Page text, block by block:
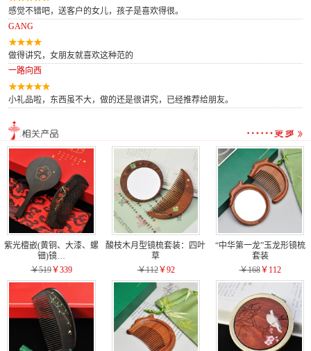
感觉不错吧，送客户的女儿，孩子是喜欢得很。
GANG
做得讲究，女朋友就喜欢这种范的
一路向西
小礼品啦，东西虽不大，做的还是很讲究，已经推荐给朋友。
紫光檀嵌(黄铜、大漆、螺
钿)镜…
￥519￥339
酸枝木月型镜梳套装：四叶
草
￥112￥92
“中华第一龙”玉龙形镜梳
套装
￥168￥112